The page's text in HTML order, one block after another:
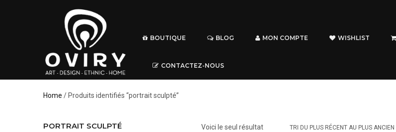
BOUTIQUE BLOG MON COMPTE WISHLIST
CONTACTEZ-NOUS
Home / Produits identifiés “portrait sculpté”
PORTRAIT SCULPTÉ Voici le seul résultat TRI DU PLUS RÉCENT AU PLUS ANCIEN